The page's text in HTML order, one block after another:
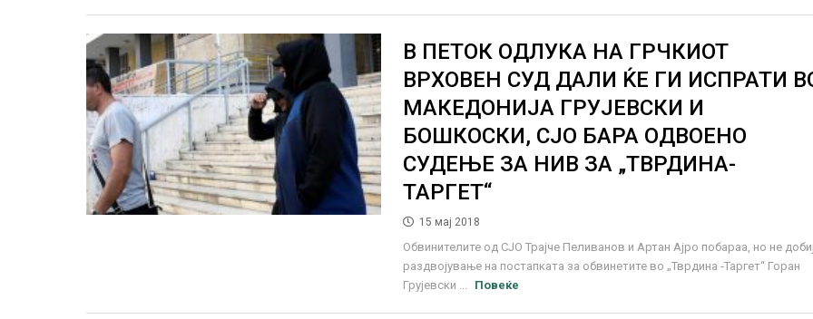
В ПЕТОК ОДЛУКА НА ГРЧКИОТ
ВРХОВЕН СУД ДАЛИ ЌЕ ГИ ИСПРАТИ
МАКЕДОНИЈА ГРУЈЕВСКИ И
БОШКОСКИ, СЈО БАРА ОДВОЕНО
СУДЕЊЕ ЗА НИВ ЗА „ТВРДИНА-
ТАРГЕТ“
15 мај 2018
Обвинителите од СЈО Трајче Пеливанов и Артан Ајро побараа, но не
раздвојување на постапката за обвинетите во „Тврдина -Таргет“ Горан
Грујевски ...
Повеќе